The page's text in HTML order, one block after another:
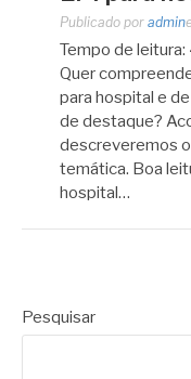
Publicado por admin
Tempo de leitura:
Quer
para hospital e
de destaque?
descreveremos
temática. Boa
hospital…
Pesquisar